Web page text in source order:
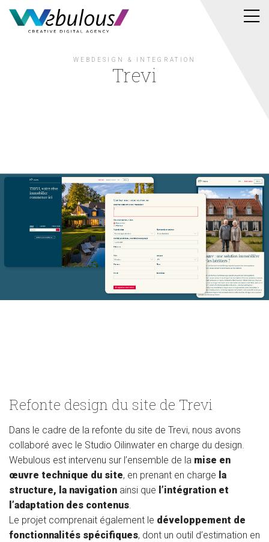
WEBDESIGN & INTEGRATION
Trevi
Refonte design du site de Trevi
Dans le cadre de la refonte du site de Trevi, nous avons
collaboré avec le Studio Oilinwater en charge du design.
Webulous est intervenu sur l’ensemble de la mise en
œuvre technique du site, en prenant en charge la
structure, la navigation ainsi que l’intégration et
l’adaptation des contenus.
Le projet comprenait également le développement de
fonctionnalités spécifiques, dont un outil d’estimation en